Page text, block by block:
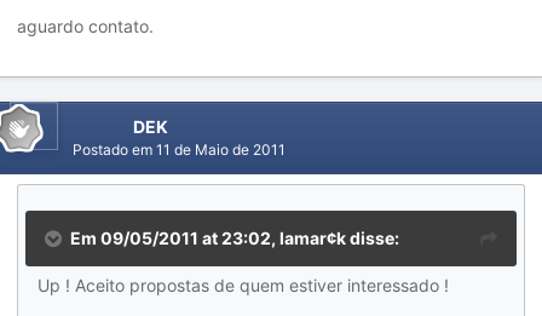
aguardo contato.
DEK
Postado em 11 de Maio de 2011
Em 09/05/2011 at 23:02, lamar¢k disse:
Up ! Aceito propostas de quem estiver interessado !